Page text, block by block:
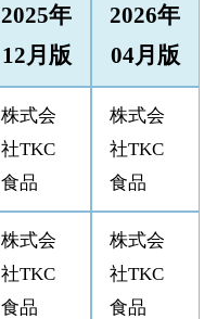
2025年
12月版
2026年
04月版
株式会
社TKC
食品
株式会
社TKC
食品
株式会
社TKC
食品
株式会
社TKC
食品